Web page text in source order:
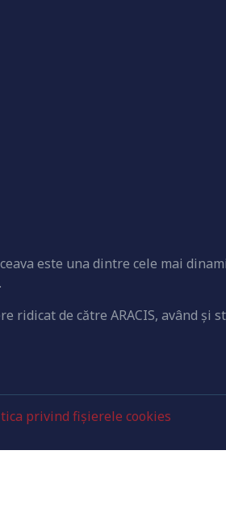
este una dintre cele mai
ridicat de către ARACIS, având
privind fișierele cookies